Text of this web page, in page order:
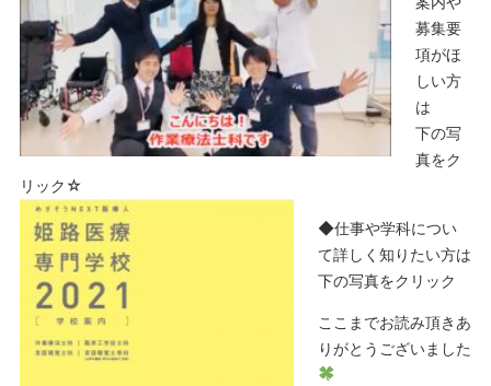
募集要
項がほ
しい方
は
下の写
真をク
リック☆
◆仕事や学科につい
て詳しく知りたい方は
下の写真をクリック
ここまでお読み頂きあ
りがとうございました